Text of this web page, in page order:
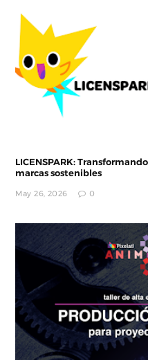
LICENSPARK:
marcas sostenibles
May 26, 2026 0